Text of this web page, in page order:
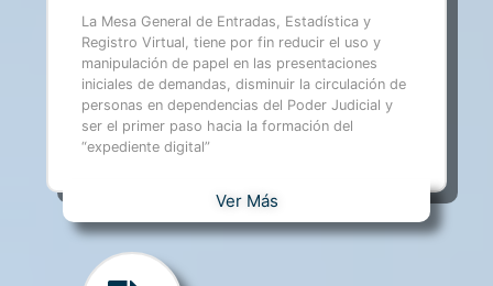
La Mesa General de Entradas, Estadística y
Registro Virtual, tiene por fin reducir el uso y
manipulación de papel en las presentaciones
iniciales de demandas, disminuir la circulación de
personas en dependencias del Poder Judicial y
ser el primer paso hacia la formación del
“expediente digital”
Ver Más